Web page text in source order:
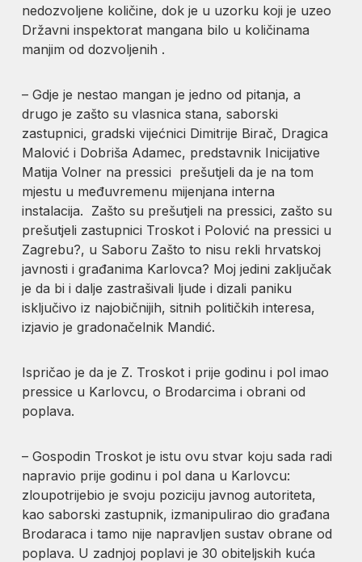
nedozvoljene količine, dok je u uzorku koji je uzeo
Državni inspektorat mangana bilo u količinama
manjim od dozvoljenih .
– Gdje je nestao mangan je jedno od pitanja, a
drugo je zašto su vlasnica stana, saborski
zastupnici, gradski vijećnici Dimitrije Birač, Dragica
Malović i Dobriša Adamec, predstavnik Inicijative
Matija Volner na pressici prešutjeli da je na tom
mjestu u međuvremenu mijenjana interna
instalacija. Zašto su prešutjeli na pressici, zašto su
prešutjeli zastupnici Troskot i Polović na pressici u
Zagrebu?, u Saboru Zašto to nisu rekli hrvatskoj
javnosti i građanima Karlovca? Moj jedini zaključak
je da bi i dalje zastrašivali ljude i dizali paniku
isključivo iz najobičnijih, sitnih političkih interesa,
izjavio je gradonačelnik Mandić.
Ispričao je da je Z. Troskot i prije godinu i pol imao
pressice u Karlovcu, o Brodarcima i obrani od
poplava.
– Gospodin Troskot je istu ovu stvar koju sada radi
napravio prije godinu i pol dana u Karlovcu:
zloupotrijebio je svoju poziciju javnog autoriteta,
kao saborski zastupnik, izmanipulirao dio građana
Brodaraca i tamo nije napravljen sustav obrane od
poplava. U zadnjoj poplavi je 30 obiteljskih kuća